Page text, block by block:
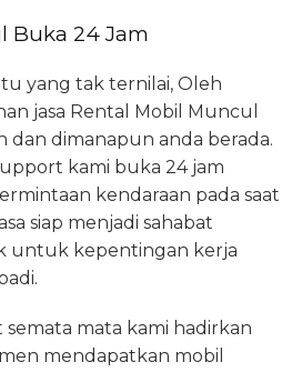
Buka 24 Jam
yang tak ternilai, Oleh
jasa Rental Mobil Muncul
dan dimanapun anda berada.
kami buka 24 jam
kendaraan pada saat
siap menjadi sahabat
untuk kepentingan kerja
mata kami hadirkan
mendapatkan mobil